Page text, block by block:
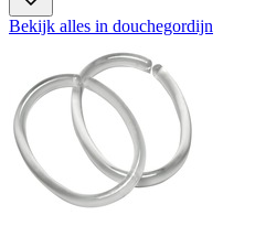
Bekijk alles in douchegordijn